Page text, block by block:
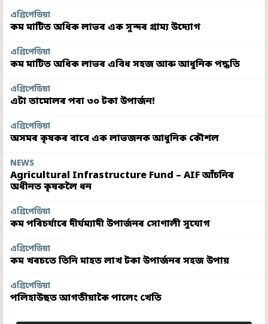
এগ্ৰিপেডিয়া
কম মাটিত অধিক লাভৰ এক সুন্দৰ গ্ৰাম্য উদ্যোগ
এগ্ৰিপেডিয়া
কম মাটিত অধিক লাভৰ এবিধ সহজ আৰু আধুনিক পদ্ধতি
এগ্ৰিপেডিয়া
এটা তামোলৰ পৰা ৩০ টকা উপাৰ্জন!
এগ্ৰিপেডিয়া
অসমৰ কৃষকৰ বাবে এক লাভজনক আধুনিক কৌশল
NEWS
Agricultural Infrastructure Fund – AIF আঁচনিৰ
অধীনত কৃষকলৈ ধন
এগ্ৰিপেডিয়া
কম পৰিচৰ্যাৰে দীৰ্ঘম্যাদী উপাৰ্জনৰ সোণালী সুযোগ
এগ্ৰিপেডিয়া
কম খৰচতে তিনি মাহত লাখ টকা উপাৰ্জনৰ সহজ উপায়
এগ্ৰিপেডিয়া
পলিহাউছত আগতীয়াকৈ পালেং খেতি